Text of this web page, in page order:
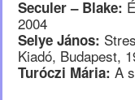
Seculer – Blake:
2004
Selye János:
Kiadó, Budapest,
Turóczi Mária: A